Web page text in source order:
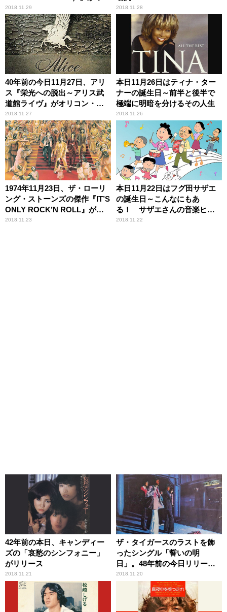
リスで発売
2018.11.29 2018.11.28
40年前の今日11月27日、アリ
ス『栄光への脱出～アリス武
道館ライヴ』がオリコン・ア
ルバム・チャートの1位を獲得
2018.11.27
本日11月26日はティナ・ター
ナーの誕生日～前半と後半で
極端に明暗を分けるその人生
2018.11.26
1974年11月23日、ザ・ローリ
ング・ストーンズの傑作『IT’S
ONLY ROCK’N ROLL』がビ
ルボード・アルバムチャート1
2018.11.23
本日11月22日はフグ田サザエ
の誕生日～こんなにもあ
る！ サザエさんの音楽ヒス
トリー
2018.11.22
42年前の本日、キャンディー
ズの「哀愁のシンフォニー」
がリリース
2018.11.21
ザ・タイガースのラストを飾
ったシングル「誓いの明
日」。48年前の今日リリー
ス！
2018.11.20